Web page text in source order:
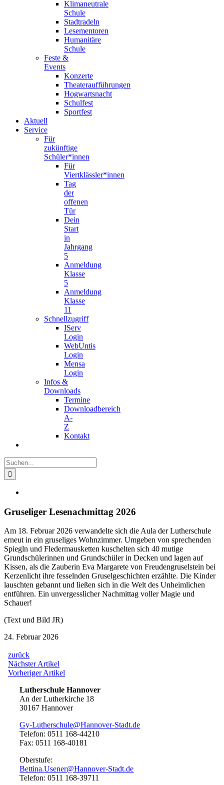
Klimaneutrale
Schule
Stadtradeln
Lesementoren
Humanitäre
Schule
Feste &
Events
Konzerte
Theateraufführungen
Hogwartsnacht
Schulfest
Sportfest
Aktuell
Service
Für
zukünftige
Schüler*innen
Für
Viertklässler*innen
Tag
der
offenen
Tür
Dein
Start
in
Jahrgang
5
Anmeldung
Klasse
5
Anmeldung
Klasse
11
Schnellzugriff
IServ
Login
WebUntis
Login
Mensa
Login
Infos &
Downloads
Termine
Downloadbereich
A-
Z
Kontakt
Suche
nach:
Bild
Gruseliger Lesenachmittag 2026
Am 18. Februar 2026 verwandelte sich die Aula der Lutherschule
erneut in ein gruseliges Wohnzimmer. Umgeben von sprechenden
Spiegln und Fledermausketten kuschelten sich 40 mutige
Grundschülerinnen und Grundschüler in Decken und lagen auf
Kissen, als die Zauberin Eva Margarete von Freudengruselstein bei
Kerzenlicht ihre fesselnden Gruselgeschichten erzählte. Die Kinder
lauschten gebannt und ließen sich in die Welt des Unheimlichen
entführen. Ein unvergesslicher Nachmittag voller Magie und
Schauer!
(Text und Bild JR)
24. Februar 2026
zurück
Beitragsnavigation
Nächster Artikel
Artikel:
Vorheriger Artikel
Lutherschule Hannover
An der Lutherkirche 18
30167 Hannover
Gy-Lutherschule@Hannover-Stadt.de
Telefon: 0511 168-44210
Fax: 0511 168-40181
Oberstufe:
Bettina.Usener@Hannover-Stadt.de
Telefon: 0511 168-39711